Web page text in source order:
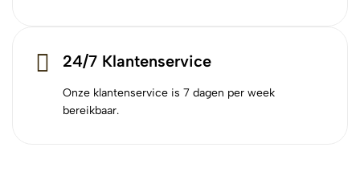
24/7 Klantenservice
Onze klantenservice is 7 dagen per week
bereikbaar.